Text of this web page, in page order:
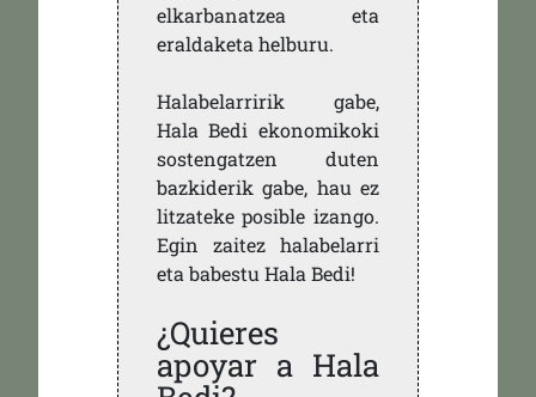
elkarbanatzea eta
eraldaketa helburu.
Halabelarririk gabe,
Hala Bedi ekonomikoki
sostengatzen duten
bazkiderik gabe, hau ez
litzateke posible izango.
Egin zaitez halabelarri
eta babestu Hala Bedi!
¿Quieres
apoyar a Hala